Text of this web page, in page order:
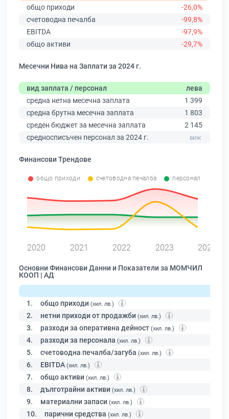
общо приходи
-26,0%
счетоводна печалба
-99,8%
EBITDA
-97,9%
общо активи
-29,7%
Месечни Нива на Заплати за 2024 г.
вид заплата / персонал
лева
средна нетна месечна заплата
1 399
средна брутна месечна заплата
1 803
среден бюджет за месечна заплата
2 145
средносписъчен персонал за 2024 г.
Финансови Трендове
общо приходи счетоводна печалба персонал
2020 2021 2022 2023 2024
Основни Финансови Данни и Показатели за МОМЧИЛ
КООП | АД
1. общо приходи (хил. лв.)
2. нетни приходи от продажби (хил. лв.)
3. разходи за оперативна дейност (хил. лв.)
4. разходи за персонала (хил. лв.)
5. счетоводна печалба/загуба (хил. лв.)
6. EBITDA (хил. лв.)
7. общо активи (хил. лв.)
8. дълготрайни активи (хил. лв.)
9. материални запаси (хил. лв.)
10. парични средства (хил. лв.)